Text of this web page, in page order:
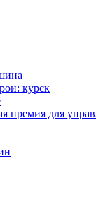
курск
премия для